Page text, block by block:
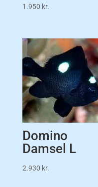
1.950 kr.
Domino
Damsel L
2.930 kr.